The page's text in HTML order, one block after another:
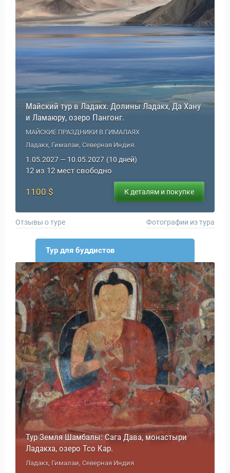
Туры
Майский тур в Ладакх. Долины Ладакх, Да Хану
и Ламаюру, озеро Пангонг.
МАЙСКИЕ ПРАЗДНИКИ В ГИМАЛАЯХ
Ладакх, Гималаи, Северная Индия.
1.05.2027 — 10.05.2027 (10 дней)
12 из 12 мест свободно
1100 $ К деталям и покупке
Отзывы о туре Фотографии из тура
Тур для буддистов
Тур Земля Шамбалы: Сага Дава, монастыри
Ладакха, озеро Тсо Кар.
Ладакх, Гималаи, Северная Индия